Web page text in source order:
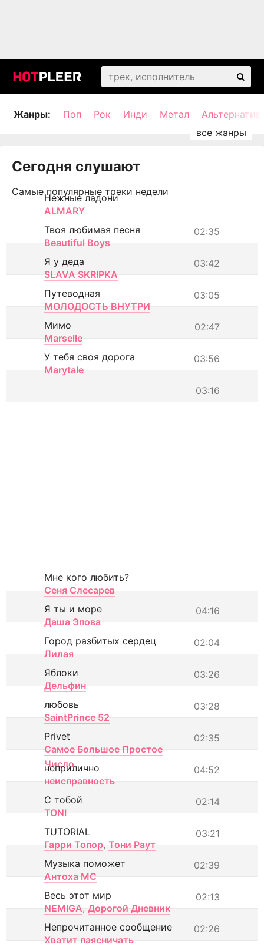
Жанры: Поп Рок Инди Метал
Сегодня слушают
Самые популярные треки недели
Нежные ладони
ALMARY
02:35
Твоя любимая песня
Beautiful Boys
03:42
Я у деда
SLAVA SKRIPKA
03:05
Путеводная
МОЛОДОСТЬ ВНУТРИ
02:47
Мимо
Marselle
03:56
У тебя своя дорога
Marytale
03:16
Мне кого любить?
Сеня Слесарев
04:16
Я ты и море
Даша Эпова
02:04
Город разбитых сердец
Лилая
03:26
Яблоки
Дельфин
03:28
любовь
SaintPrince 52
02:35
Privet
Самое Большое Простое
Число
04:52
неприлично
неисправность
02:14
С тобой
TONI
03:21
TUTORIAL
Гарри Топор, Тони Раут
02:39
Музыка поможет
Антоха МС
02:13
Весь этот мир
NEMIGA, Дорогой Дневник
02:26
Непрочитанное сообщение
Хватит паясничать